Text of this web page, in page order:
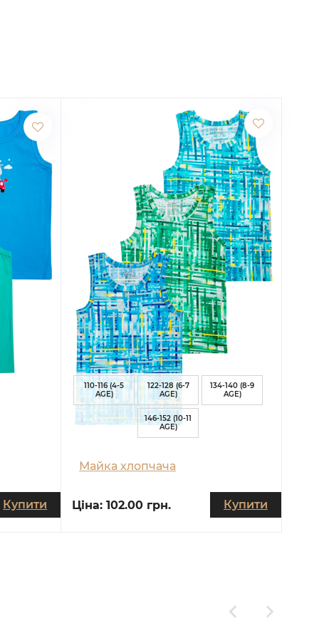
Купити
110-116 (4-5
AGE)
122-128 (6-7
AGE)
134-140 (8-9
AGE)
146-152 (10-11
AGE)
Майка хлопчача
Ціна:102.00 грн. Купити